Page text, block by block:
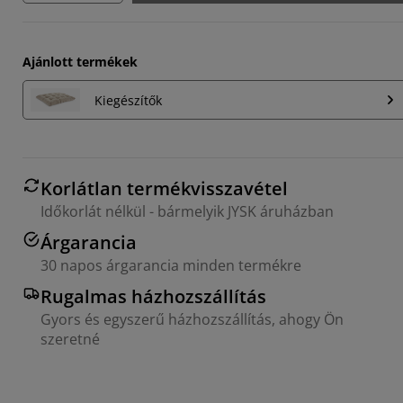
Ajánlott termékek
Kiegészítők
Korlátlan termékvisszavétel
Időkorlát nélkül - bármelyik JYSK áruházban
Árgarancia
30 napos árgarancia minden termékre
Rugalmas házhozszállítás
Gyors és egyszerű házhozszállítás, ahogy Ön
szeretné